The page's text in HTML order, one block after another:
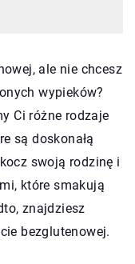
ale nie chcesz
wypieków?
Ci różne rodzaje
są doskonałą
swoją rodzinę i
które smakują
znajdziesz
bezglutenowej.